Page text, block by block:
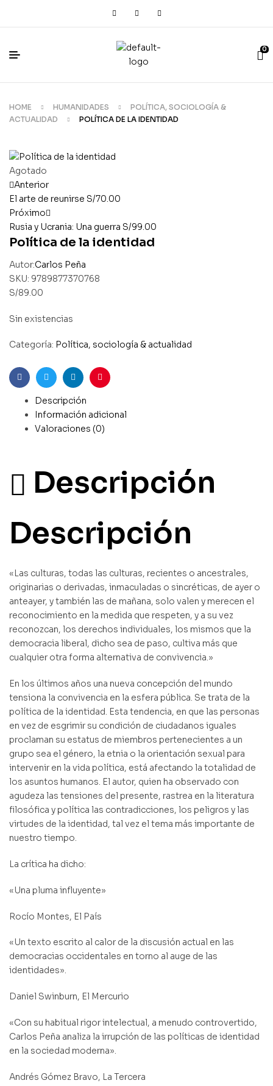
0
HOME HUMANIDADES
POLÍTICA, SOCIOLOGÍA &
ACTUALIDAD
POLÍTICA DE LA IDENTIDAD
Agotado
Anterior
El arte de reunirse S/70.00
Próximo
Rusia y Ucrania: Una guerra S/99.00
Política de la identidad
Autor:Carlos Peña
SKU: 9789877370768
S/89.00
Sin existencias
Categoría: Política, sociología & actualidad
FacebookGorjeoLinkedInPinterest
Descripción
Información adicional
Valoraciones (0)
Descripción
Descripción
«Las culturas, todas las culturas, recientes o ancestrales,
originarias o derivadas, inmaculadas o sincréticas, de ayer o
anteayer, y también las de mañana, solo valen y merecen el
reconocimiento en la medida que respeten, y a su vez
reconozcan, los derechos individuales, los mismos que la
democracia liberal, dicho sea de paso, cultiva más que
cualquier otra forma alternativa de convivencia.»
En los últimos años una nueva concepción del mundo
tensiona la convivencia en la esfera pública. Se trata de la
política de la identidad. Esta tendencia, en que las personas
en vez de esgrimir su condición de ciudadanos iguales
proclaman su estatus de miembros pertenecientes a un
grupo sea el género, la etnia o la orientación sexual para
intervenir en la vida política, está afectando la totalidad de
los asuntos humanos. El autor, quien ha observado con
agudeza las tensiones del presente, rastrea en la literatura
filosófica y política las contradicciones, los peligros y las
virtudes de la identidad, tal vez el tema más importante de
nuestro tiempo.
La crítica ha dicho:
«Una pluma influyente»
Rocío Montes, El País
«Un texto escrito al calor de la discusión actual en las
democracias occidentales en torno al auge de las
identidades».
Daniel Swinburn, El Mercurio
«Con su habitual rigor intelectual, a menudo controvertido,
Carlos Peña analiza la irrupción de las políticas de identidad
en la sociedad moderna».
Andrés Gómez Bravo, La Tercera